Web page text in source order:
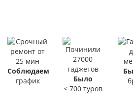
Соблюдаем
график
Было
< 700 туров